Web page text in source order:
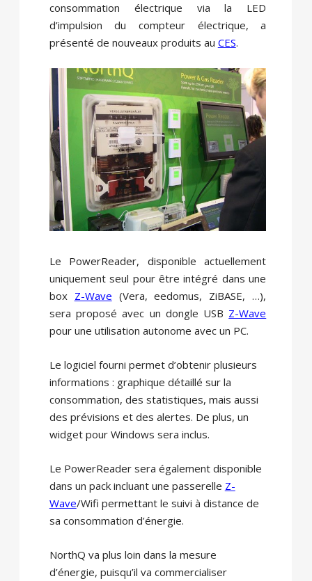
consommation électrique via la LED
d’impulsion du compteur électrique, a
présenté de nouveaux produits au CES.
Le PowerReader, disponible actuellement
uniquement seul pour être intégré dans une
box Z-Wave (Vera, eedomus, ZiBASE, …),
sera proposé avec un dongle USB Z-Wave
pour une utilisation autonome avec un PC.
Le logiciel fourni permet d’obtenir plusieurs
informations : graphique détaillé sur la
consommation, des statistiques, mais aussi
des prévisions et des alertes. De plus, un
widget pour Windows sera inclus.
Le PowerReader sera également disponible
dans un pack incluant une passerelle Z-
Wave/Wifi permettant le suivi à distance de
sa consommation d’énergie.
NorthQ va plus loin dans la mesure
d’énergie, puisqu’il va commercialiser